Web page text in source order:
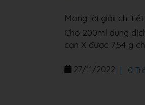
Mong lời giảii chi
Cho 200ml dung
cạn X được 7,54 g
27/11/2022 0